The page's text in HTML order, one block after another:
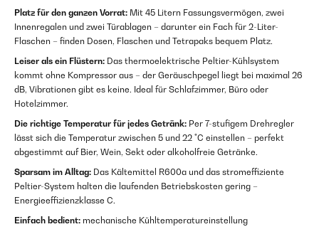
Platz für den ganzen Vorrat: Mit 45 Litern Fassungsvermögen, zwei
Innenregalen und zwei Türablagen – darunter ein Fach für 2-Liter-
Flaschen – finden Dosen, Flaschen und Tetrapaks bequem Platz.
Leiser als ein Flüstern: Das thermoelektrische Peltier-Kühlsystem
kommt ohne Kompressor aus – der Geräuschpegel liegt bei maximal 26
dB, Vibrationen gibt es keine. Ideal für Schlafzimmer, Büro oder
Hotelzimmer.
Die richtige Temperatur für jedes Getränk: Per 7-stufigem Drehregler
lässt sich die Temperatur zwischen 5 und 22 °C einstellen – perfekt
abgestimmt auf Bier, Wein, Sekt oder alkoholfreie Getränke.
Sparsam im Alltag: Das Kältemittel R600a und das stromeffiziente
Peltier-System halten die laufenden Betriebskosten gering –
Energieeffizienzklasse C.
Einfach bedient: mechanische Kühltemperatureinstellung